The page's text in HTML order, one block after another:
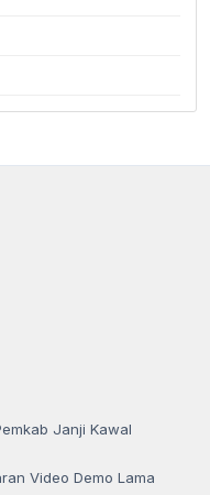
Janji Kawal
Video Demo Lama